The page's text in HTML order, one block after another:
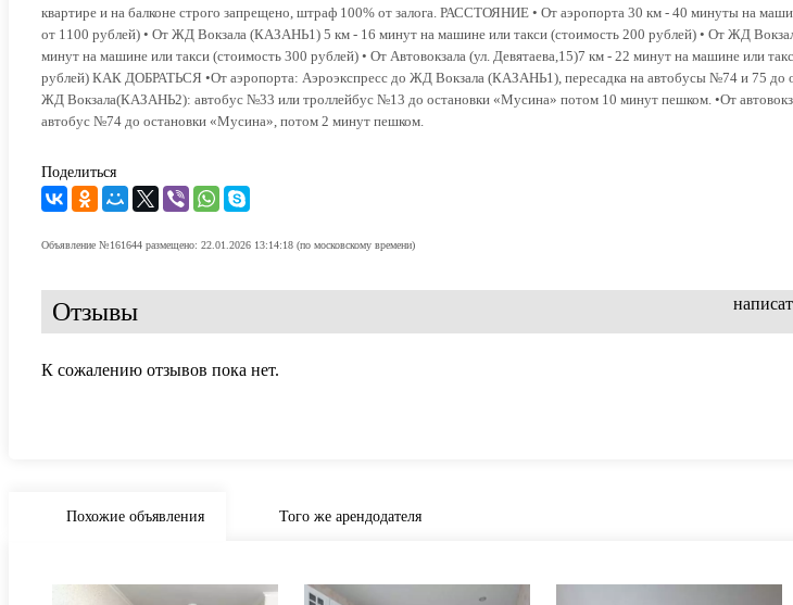
квартире и на балконе строго запрещено, штраф 100% от залога. РАССТОЯНИЕ • От аэропорта 30 км - 40 минуты на
от 1100 рублей) • От ЖД Вокзала (КАЗАНЬ1) 5 км - 16 минут на машине или такси (стоимость 200 рублей) • От ЖД
минут на машине или такси (стоимость 300 рублей) • От Автовокзала (ул. Девятаева,15)7 км - 22 минут на машине или
рублей) КАК ДОБРАТЬСЯ •От аэропорта: Аэроэкспресс до ЖД Вокзала (КАЗАНЬ1), пересадка на автобусы №74 и 75 до
ЖД Вокзала(КАЗАНЬ2): автобус №33 или троллейбус №13 до остановки «Мусина» потом 10 минут пешком. •От
автобус №74 до остановки «Мусина», потом 2 минут пешком.
Поделиться
Объявление №161644 размещено: 22.01.2026 13:14:18 (по московскому времени)
Отзывы
К сожалению отзывов пока нет.
Похожие объявления Того же арендодателя